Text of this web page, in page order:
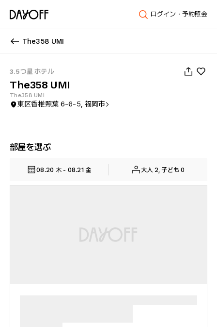
ログイン・予約照会
The358 UMI
3.5つ星 ホテル
The358 UMI
The358 UMI
東区香椎照葉 6-6-5, 福岡市
部屋を選ぶ
08.20 木 - 08.21 金 大人 2, 子ども 0